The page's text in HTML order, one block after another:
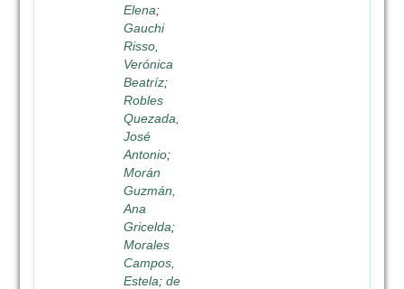
Elena;
Gauchi
Risso,
Verónica
Beatríz;
Robles
Quezada,
José
Antonio;
Morán
Guzmán,
Ana
Gricelda;
Morales
Campos,
Estela; de